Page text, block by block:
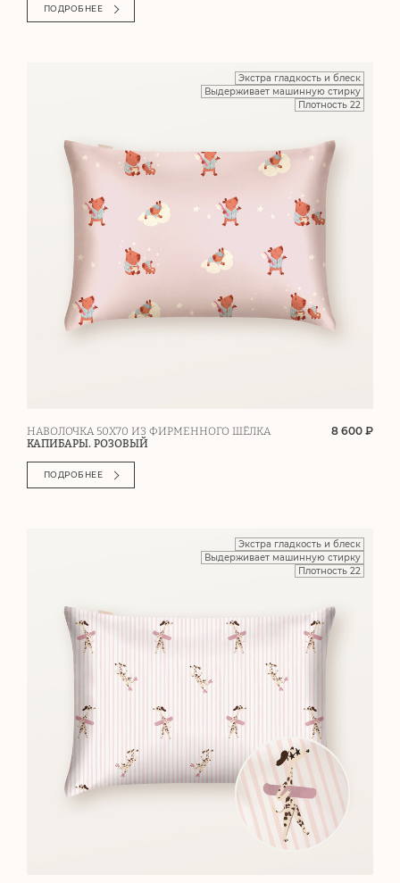
ПОДРОБНЕЕ
Экстра гладкость и блеск
Выдерживает машинную стирку
Плотность 22
НАВОЛОЧКА 50Х70 ИЗ ФИРМЕННОГО ШЁЛКА
КАПИБАРЫ. РОЗОВЫЙ
8 600 ₽
ПОДРОБНЕЕ
Экстра гладкость и блеск
Выдерживает машинную стирку
Плотность 22